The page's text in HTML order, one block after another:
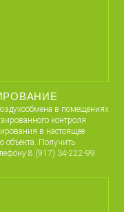
в помещениях
контроля
в настоящее
объекта. Получить
8 (917) 34-222-99